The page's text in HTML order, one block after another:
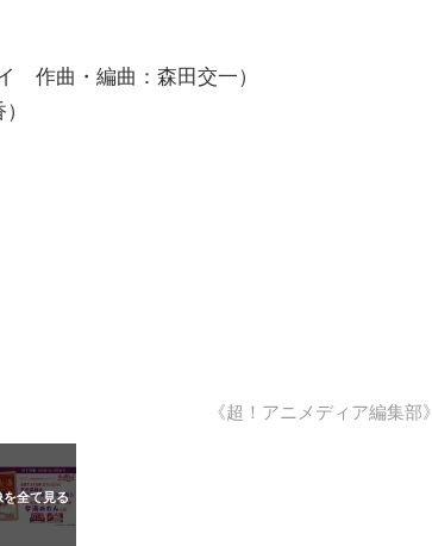
作曲・編曲：森田交一）
《超！アニメディア編集部》